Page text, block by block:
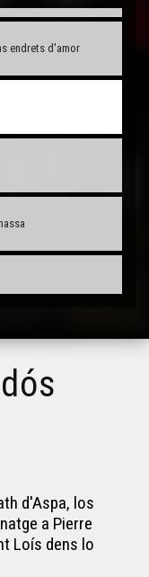
endrets d'amor
Montanha
d'Aspa, los
a Pierre
Loís dens lo